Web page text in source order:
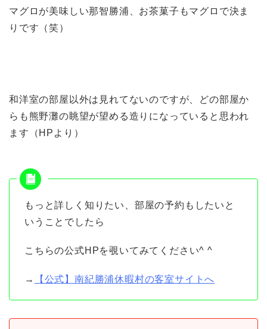
マグロが美味しい那智勝浦、お茶菓子もマグロで決ま
りです（笑）
和洋室の部屋以外は見れてないのですが、どの部屋か
らも熊野灘の眺望が望める造りになっていると思われ
ます（HPより）
もっと詳しく知りたい、部屋の予約もしたいと
いうことでしたら
こちらの公式HPを覗いてみてください^ ^
→ 【公式】南紀勝浦休暇村の客室サイトへ